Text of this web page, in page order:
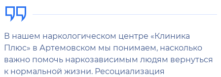
В нашем наркологическом центре «Клиника
Плюс» в Артемовском мы понимаем, насколько
важно помочь наркозависимым людям вернуться
к нормальной жизни. Ресоциализация